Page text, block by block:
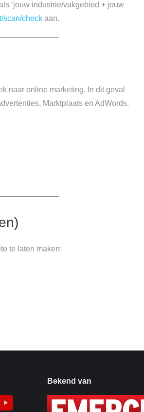
‘jouw industrie/vakgebied + jouw
scan/check aan.
naar online marketing. In dit geval
Marktplaats en AdWords.
te laten maken:
Bekend van